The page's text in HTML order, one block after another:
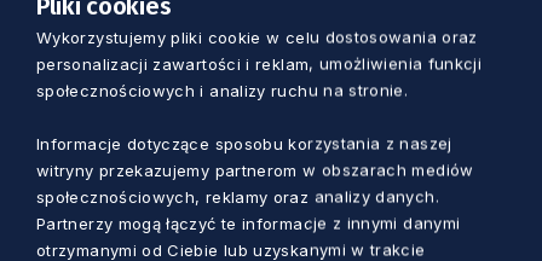
Tradycyjnie kapituła konkursu przyzna też
statuetkę w kategorii Gmina przyjazna
samorządów lokalnych, które konsekwentnie i
systematycznie prowadzą działania na rzecz
rozwoju i wspierania przedsiębiorczości na
swoim obszarze.
Wykorzystujemy pliki cookie w celu dostosowania oraz
personalizacji zawartości i reklam, umożliwienia funkcji
społecznościowych i analizy ruchu na stronie.
Informacje dotyczące sposobu korzystania z naszej
witryny przekazujemy partnerom w obszarach mediów
społecznościowych, reklamy oraz analizy danych.
Partnerzy mogą łączyć te informacje z innymi danymi
otrzymanymi od Ciebie lub uzyskanymi w trakcie